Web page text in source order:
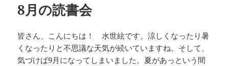
8月の読書会
皆さん、こんにちは！ 水世絃です。涼しくなったり暑
くなったりと不思議な天気が続いていますね。そして、
気づけば9月になってしまいました。夏があっという間